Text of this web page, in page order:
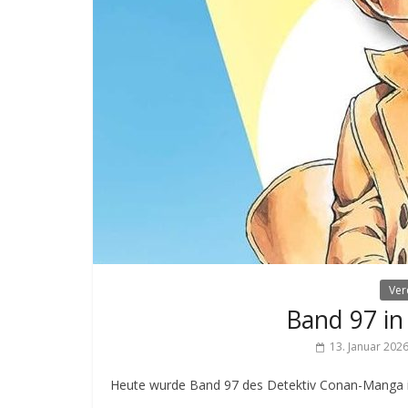
Band 97
13. Januar 2026
Heute wurde Band 97 des Detektiv Conan-